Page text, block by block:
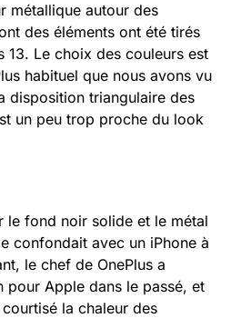
métallique autour des
des éléments ont été tirés
13. Le choix des couleurs est
habituel que nous avons vu
disposition triangulaire des
un peu trop proche du look
le fond noir solide et le métal
confondait avec un iPhone à
le chef de OnePlus a
pour Apple dans le passé, et
la chaleur des